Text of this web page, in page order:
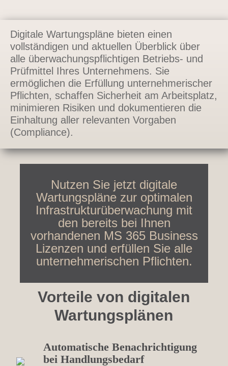
Digitale Wartungspläne bieten einen
vollständigen und aktuellen Überblick über
alle überwachungspflichtigen Betriebs- und
Prüfmittel Ihres Unternehmens. Sie
ermöglichen die Erfüllung unternehmerischer
Pflichten, schaffen Sicherheit am Arbeitsplatz,
minimieren Risiken und dokumentieren die
Einhaltung aller relevanten Vorgaben
(Compliance).
Nutzen Sie jetzt digitale
Wartungspläne zur optimalen
Infrastrukturüberwachung mit
den bereits bei Ihnen
vorhandenen MS 365 Business
Lizenzen und erfüllen Sie alle
unternehmerischen Pflichten.
Vorteile von digitalen
Wartungsplänen
Automatische Benachrichtigung
bei Handlungsbedarf